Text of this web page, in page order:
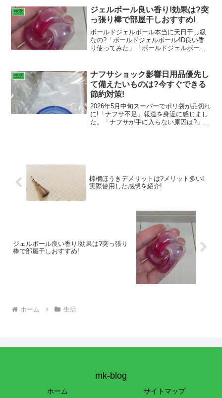
は?どこで売っている?
生活
ジェルボール良い香り!効果は?突
っ張り棒で部屋干しおすすめ!
ボールドジェルボール本当に天日干し級
なの?「ボールドジェルボール4D良い香
り使ってみた」「ボールドジェルボール
イプの物干しを使用のメリットデメリッ
トは?」を紹介。
生活
ナフサショック影響日用品優先し
て備えたいものは?今すぐできる
節約対策!
2026年5月中旬スーパーでポリ袋が品切れ
に!「ナフサ不足」報道を身近に感じまし
た。「ナフサが手に入らない原因は?」
棕櫚ほうきデメリットは?メリット多い!
実際使用した感想を紹介!
ジェルボール良い香り!効果は?突っ張り
棒で部屋干しおすすめ!
ホーム 生活
mk-blog
ホーム サイトマップ